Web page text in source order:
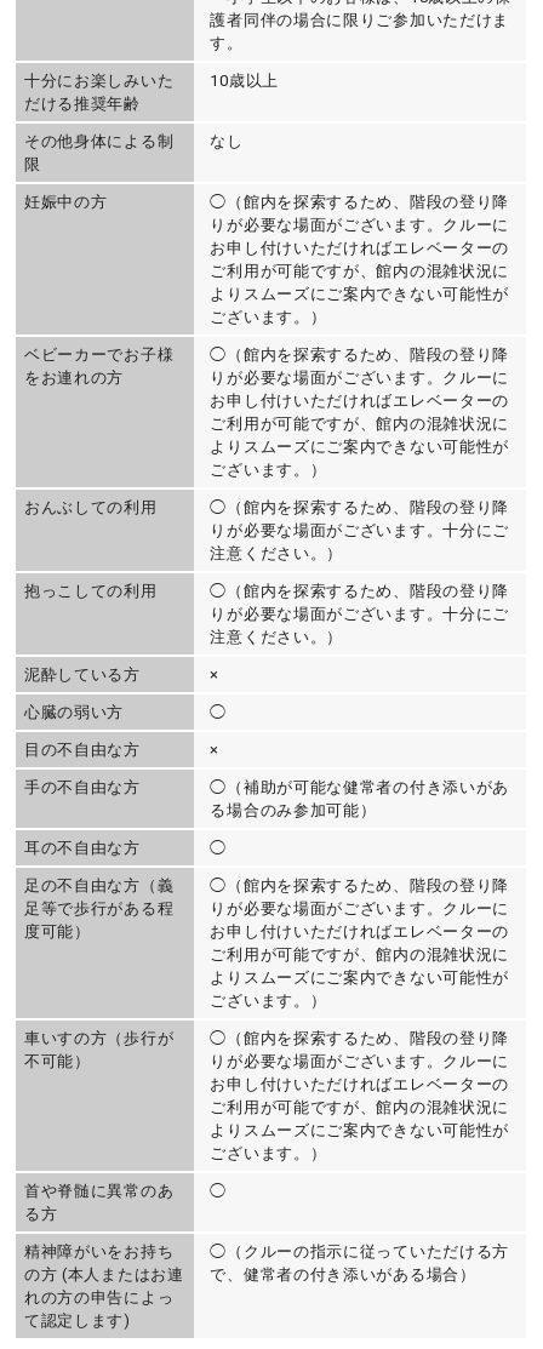
護者同伴の場合に限りご参加いただけま
す。
十分にお楽しみいた
だける推奨年齢
10歳以上
その他身体による制
限
なし
妊娠中の方
◯（館内を探索するため、階段の登り降
りが必要な場面がございます。クルーに
お申し付けいただければエレベーターの
ご利用が可能ですが、館内の混雑状況に
よりスムーズにご案内できない可能性が
ございます。）
ベビーカーでお子様
をお連れの方
◯（館内を探索するため、階段の登り降
りが必要な場面がございます。クルーに
お申し付けいただければエレベーターの
ご利用が可能ですが、館内の混雑状況に
よりスムーズにご案内できない可能性が
ございます。）
おんぶしての利用
◯（館内を探索するため、階段の登り降
りが必要な場面がございます。十分にご
注意ください。）
抱っこしての利用
◯（館内を探索するため、階段の登り降
りが必要な場面がございます。十分にご
注意ください。）
泥酔している方 ×
心臓の弱い方 ◯
目の不自由な方 ×
手の不自由な方
◯（補助が可能な健常者の付き添いがあ
る場合のみ参加可能）
耳の不自由な方 ◯
足の不自由な方（義
足等で歩行がある程
度可能）
◯（館内を探索するため、階段の登り降
りが必要な場面がございます。クルーに
お申し付けいただければエレベーターの
ご利用が可能ですが、館内の混雑状況に
よりスムーズにご案内できない可能性が
ございます。）
車いすの方（歩行が
不可能）
◯（館内を探索するため、階段の登り降
りが必要な場面がございます。クルーに
お申し付けいただければエレベーターの
ご利用が可能ですが、館内の混雑状況に
よりスムーズにご案内できない可能性が
ございます。）
首や脊髄に異常のあ
る方
◯
精神障がいをお持ち
の方 (本人またはお連
れの方の申告によっ
て認定します)
◯（クルーの指示に従っていただける方
で、健常者の付き添いがある場合）